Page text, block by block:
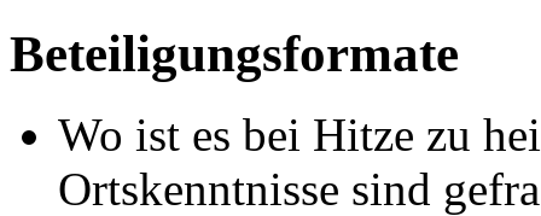
Beteiligungsformate
Wo ist es bei Hitze zu
Ortskenntnisse sind